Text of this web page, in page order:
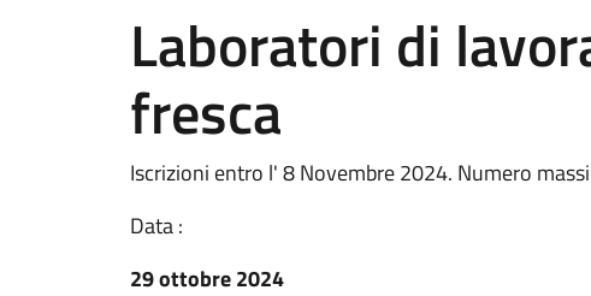
Laboratori di
fresca
Iscrizioni entro l' 8 Novembre 2024. Numero
Data :
29 ottobre 2024